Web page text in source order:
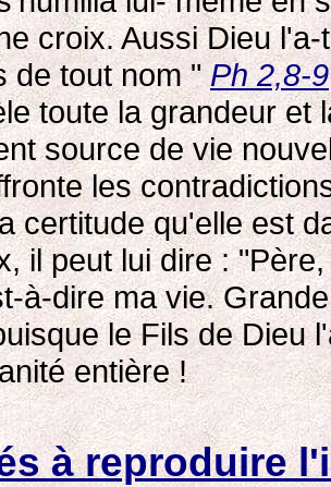
croix. Aussi Dieu
de tout nom " Ph 2,8-9
toute la grandeur et
source de vie
les
certitude qu'elle est
il peut lui dire :
à-dire ma vie.
le Fils de Dieu
entière !
à reproduire